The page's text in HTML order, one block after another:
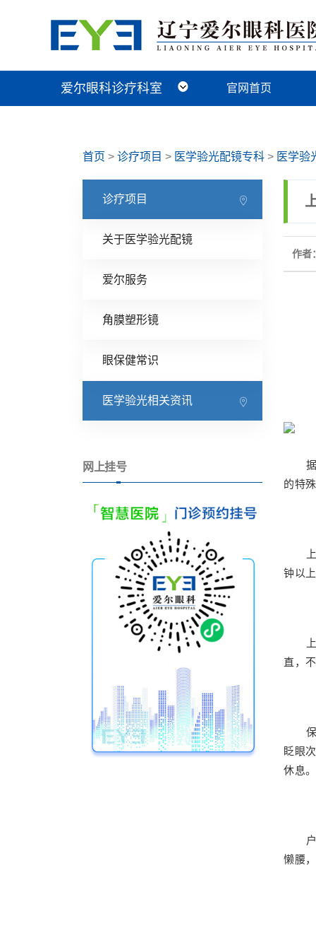
爱尔眼科诊疗科室
近视手术科
视光及小儿眼病科
白内障科
青光眼科
角膜眼表科
整形眼眶科
眼底病科
中医眼科 官网首页
首页 > 诊疗项目 > 医学验光配镜专科 > 医学验
诊疗项目
关于医学验光配镜
爱尔服务
角膜塑形镜
眼保健常识
医学验光相关资讯
网上挂号
作者
的特
钟以
直，
眨眼
休息。
懒腰